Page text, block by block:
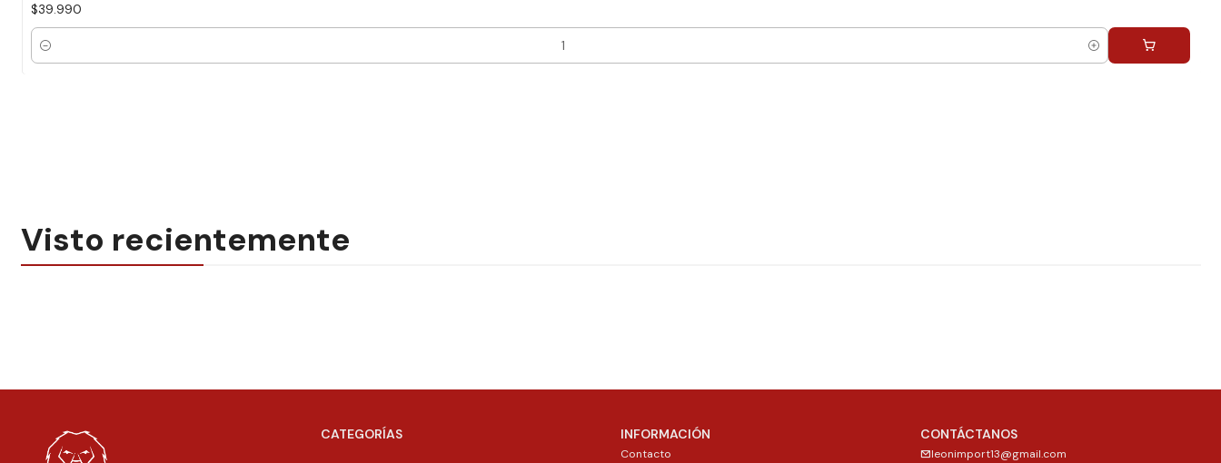
$39.990
Cantidad
Visto recientemente
CATEGORÍAS INFORMACIÓN
Contacto
CONTÁCTANOS
leonimport13@gmail.com